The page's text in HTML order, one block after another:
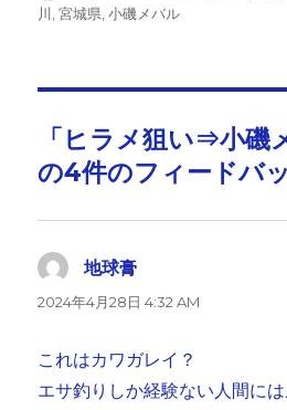
稿
稿
川 ,宮城県 ,小磯メバル
「ヒラメ狙い⇒小磯
の4件のフィードバ
地球膏
り:
2024年4月28日 4:32 AM
これはカワガレイ？
エサ釣りしか経験ない人間に